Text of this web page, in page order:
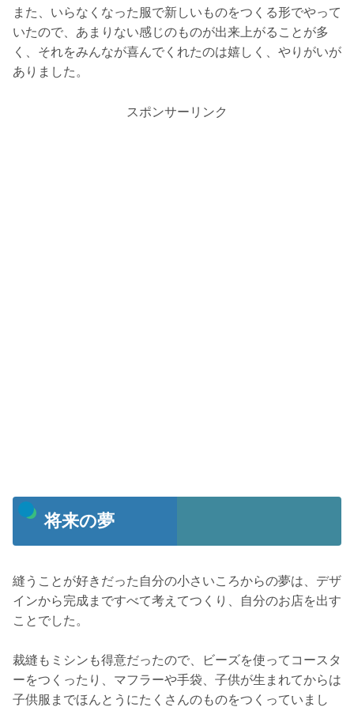
また、いらなくなった服で新しいものをつくる形でやって
いたので、あまりない感じのものが出来上がることが多
く、それをみんなが喜んでくれたのは嬉しく、やりがいが
ありました。
スポンサーリンク
将来の夢
縫うことが好きだった自分の小さいころからの夢は、デザ
インから完成まですべて考えてつくり、自分のお店を出す
ことでした。
裁縫もミシンも得意だったので、ビーズを使ってコースタ
ーをつくったり、マフラーや手袋、子供が生まれてからは
子供服までほんとうにたくさんのものをつくっていまし